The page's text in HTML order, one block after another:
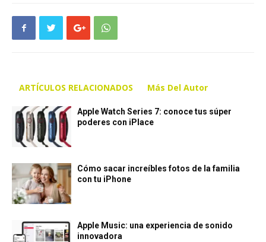
ARTÍCULOS RELACIONADOS Más Del Autor
Apple Watch Series 7: conoce tus súper
poderes con iPlace
Cómo sacar increíbles fotos de la familia
con tu iPhone
Apple Music: una experiencia de sonido
innovadora